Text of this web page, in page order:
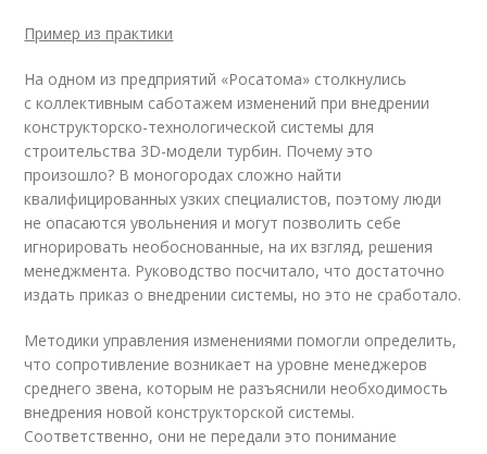
Пример из практики
На одном из предприятий «Росатома» столкнулись
с коллективным саботажем изменений при внедрении
конструкторско-технологической системы для
строительства 3D-модели турбин. Почему это
произошло? В моногородах сложно найти
квалифицированных узких специалистов, поэтому люди
не опасаются увольнения и могут позволить себе
игнорировать необоснованные, на их взгляд, решения
менеджмента. Руководство посчитало, что достаточно
издать приказ о внедрении системы, но это не сработало.
Методики управления изменениями помогли определить,
что сопротивление возникает на уровне менеджеров
среднего звена, которым не разъяснили необходимость
внедрения новой конструкторской системы.
Соответственно, они не передали это понимание